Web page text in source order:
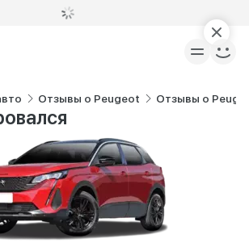
Отзывы о Peugeot Отзывы о